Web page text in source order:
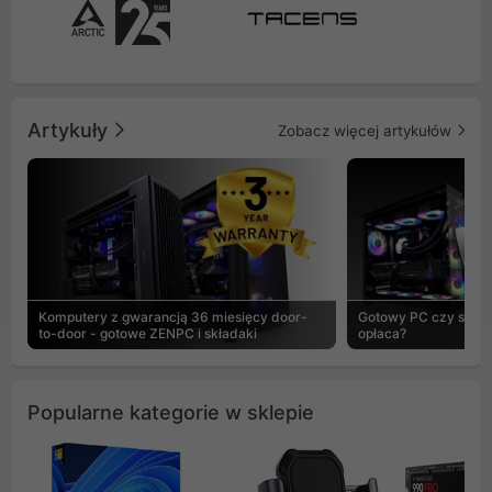
Artykuły Zobacz więcej artykułów
Komputery z gwarancją 36 miesięcy door-
to-door - gotowe ZENPC i składaki
Gotowy PC czy
opłaca?
Popularne kategorie w sklepie